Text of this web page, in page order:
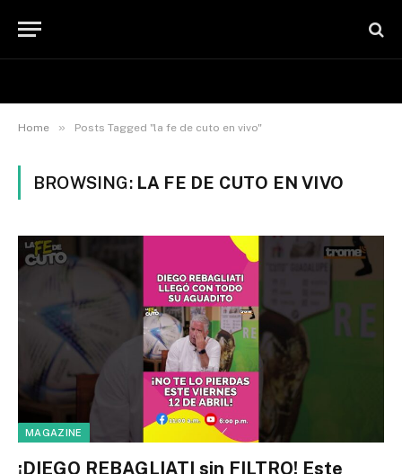
Home » Posts Tagged "la fe de cuto en vivo"
BROWSING: LA FE DE CUTO EN VIVO
MAGAZINE
¡DIEGO REBAGLIATI sin FILTRO! Este